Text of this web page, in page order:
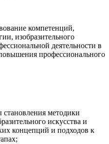
компетенций,
изобразительного
деятельности в
профессионального
методики
искусства и
концепций и подходов к